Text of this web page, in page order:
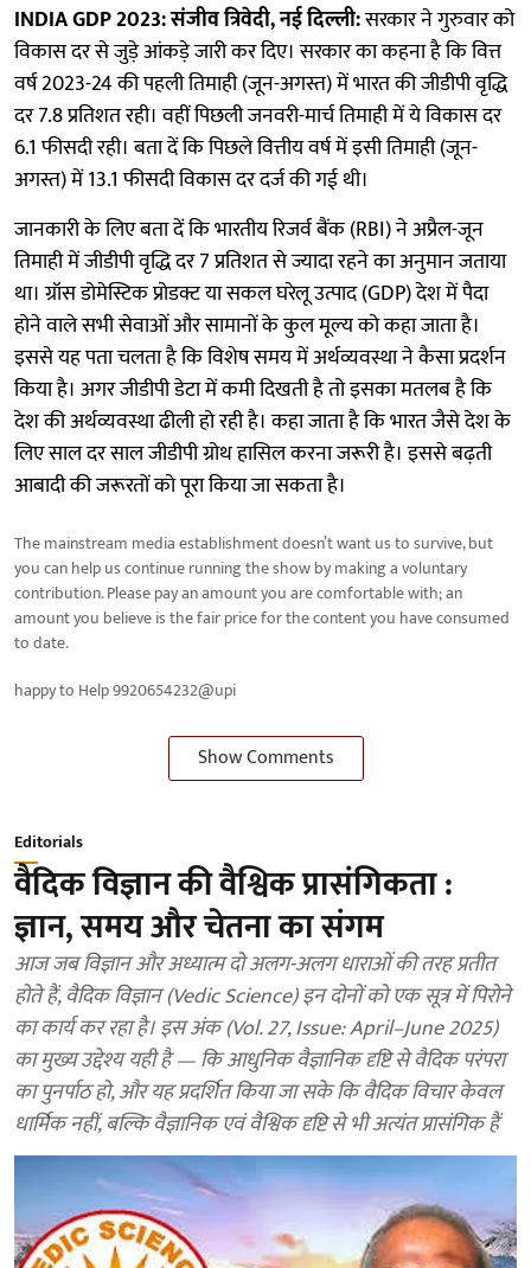
INDIA GDP 2023: संजीव त्रिवेदी, नई दिल्ली:सरकार ने गुरुवार को
विकास दर से जुड़े आंकड़े जारी कर दिए। सरकार का कहना है कि वित्त
वर्ष 2023-24 की पहली तिमाही (जून-अगस्त) में भारत की जीडीपी वृद्धि
दर 7.8 प्रतिशत रही। वहीं पिछली जनवरी-मार्च तिमाही में ये विकास दर
6.1 फीसदी रही। बता दें कि पिछले वित्तीय वर्ष में इसी तिमाही (जून-
अगस्त) में 13.1 फीसदी विकास दर दर्ज की गई थी।
जानकारी के लिए बता दें कि भारतीय रिजर्व बैंक (RBI) ने अप्रैल-जून
तिमाही में जीडीपी वृद्धि दर 7 प्रतिशत से ज्यादा रहने का अनुमान जताया
था। ग्रॉस डोमेस्टिक प्रोडक्ट या सकल घरेलू उत्पाद (GDP) देश में पैदा
होने वाले सभी सेवाओं और सामानों के कुल मूल्य को कहा जाता है।
इससे यह पता चलता है कि विशेष समय में अर्थव्यवस्था ने कैसा प्रदर्शन
किया है। अगर जीडीपी डेटा में कमी दिखती है तो इसका मतलब है कि
देश की अर्थव्यवस्था ढीली हो रही है। कहा जाता है कि भारत जैसे देश के
लिए साल दर साल जीडीपी ग्रोथ हासिल करना जरूरी है। इससे बढ़ती
आबादी की जरूरतों को पूरा किया जा सकता है।
The mainstream media establishment doesn’t want us to survive, but
you can help us continue running the show by making a voluntary
contribution. Please pay an amount you are comfortable with; an
amount you believe is the fair price for the content you have consumed
to date.
happy to Help 9920654232@upi
Show Comments
Editorials
वैदिक विज्ञान की वैश्विक प्रासंगिकता :
ज्ञान, समय और चेतना का संगम
आज जब विज्ञान और अध्यात्म दो अलग-अलग धाराओं की तरह प्रतीत
होते हैं, वैदिक विज्ञान (Vedic Science) इन दोनों को एक सूत्र में पिरोने
का कार्य कर रहा है। इस अंक (Vol. 27, Issue: April–June 2025)
का मुख्य उद्देश्य यही है — कि आधुनिक वैज्ञानिक दृष्टि से वैदिक परंपरा
का पुनर्पाठ हो, और यह प्रदर्शित किया जा सके कि वैदिक विचार केवल
धार्मिक नहीं, बल्कि वैज्ञानिक एवं वैश्विक दृष्टि से भी अत्यंत प्रासंगिक हैं